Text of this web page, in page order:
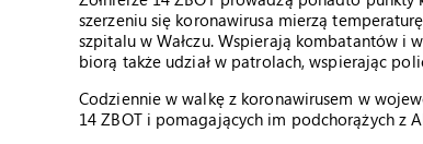
szerzeniu się koronawirusa mierzą
szpitalu w Wałczu. Wspierają kombatantów i
biorą także udział w patrolach, wspierając
Codziennie w walkę z koronawirusem w
14 ZBOT i pomagających im podchorążych z